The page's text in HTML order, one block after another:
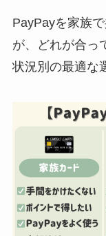
PayPayを家族
が、どれが合っ
状況別の最適な